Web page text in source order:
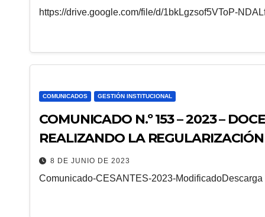
https://drive.google.com/file/d/1bkLgzsof5VToP-
COMUNICADOS GESTIÓN INSTITUCIONAL
COMUNICADO N.º 153 – 2023 –
REALIZANDO LA
RECONOCIMIENTO MENSUAL DE
DIFERENCIAL Y VACACIONAL “D.U
8 DE JUNIO DE 2023
Comunicado-CESANTES-2023-ModificadoDescarga